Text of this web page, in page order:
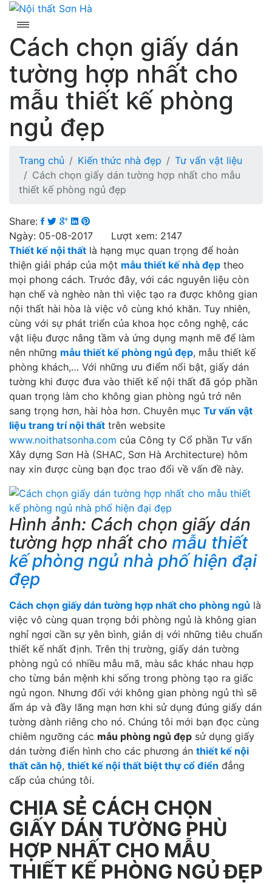
Skip
content
Cách chọn giấy dán
tường hợp nhất cho
mẫu thiết kế phòng
ngủ đẹp
Trang chủ Kiến thức nhà đẹp
Tư vấn vật liệu
Cách chọn giấy dán tường hợp nhất cho mẫu
thiết kế phòng ngủ đẹp
Share:
Ngày: 05-08-2017 Lượt xem: 2147
Thiết kế nội thất là hạng mục quan trọng để hoàn
thiện giải pháp của một mẫu thiết kế nhà đẹp theo
mọi phong cách. Trước đây, với các nguyên liệu còn
hạn chế và nghèo nàn thì việc tạo ra được không gian
nội thất hài hòa là việc vô cùng khó khăn. Tuy nhiên,
cùng với sự phát triển của khoa học công nghệ, các
vật liệu được nâng tầm và ứng dụng mạnh mẽ để làm
nên những mẫu thiết kế phòng ngủ đẹp, mẫu thiết kế
phòng khách,… Với những ưu điểm nổi bật, giấy dán
tường khi được đưa vào thiết kế nội thất đã góp phần
quan trọng làm cho không gian phòng ngủ trở nên
sang trọng hơn, hài hòa hơn. Chuyên mục Tư vấn vật
liệu trang trí nội thất trên website
www.noithatsonha.com của Công ty Cổ phần Tư vấn
Xây dựng Sơn Hà (SHAC, Sơn Hà Architecture) hôm
nay xin được cùng bạn đọc trao đổi về vấn đề này.
Hình ảnh: Cách chọn giấy dán
tường hợp nhất cho mẫu thiết
kế phòng ngủ nhà phố hiện đại
đẹp
Cách chọn giấy dán tường hợp nhất cho phòng ngủ là
việc vô cùng quan trọng bởi phòng ngủ là không gian
nghỉ ngơi cần sự yên bình, giản dị với những tiêu chuẩn
thiết kế nhất định. Trên thị trường, giấy dán tường
phòng ngủ có nhiều mẫu mã, màu sắc khác nhau hợp
cho từng bản mệnh khi sống trong phòng tạo ra giấc
ngủ ngon. Nhưng đối với không gian phòng ngủ thì sẽ
ấm áp và đầy lãng mạn hơn khi sử dụng đúng giấy dán
tường dành riêng cho nó. Chúng tôi mới bạn đọc cùng
chiêm ngưỡng các mẫu phòng ngủ đẹp sử dụng giấy
dán tường điển hình cho các phương án thiết kế nội
thất căn hộ, thiết kế nội thất biệt thự cổ điển đẳng
cấp của chúng tôi.
CHIA SẺ CÁCH CHỌN
GIẤY DÁN TƯỜNG PHÙ
HỢP NHẤT CHO MẪU
THIẾT KẾ PHÒNG NGỦ ĐẸP